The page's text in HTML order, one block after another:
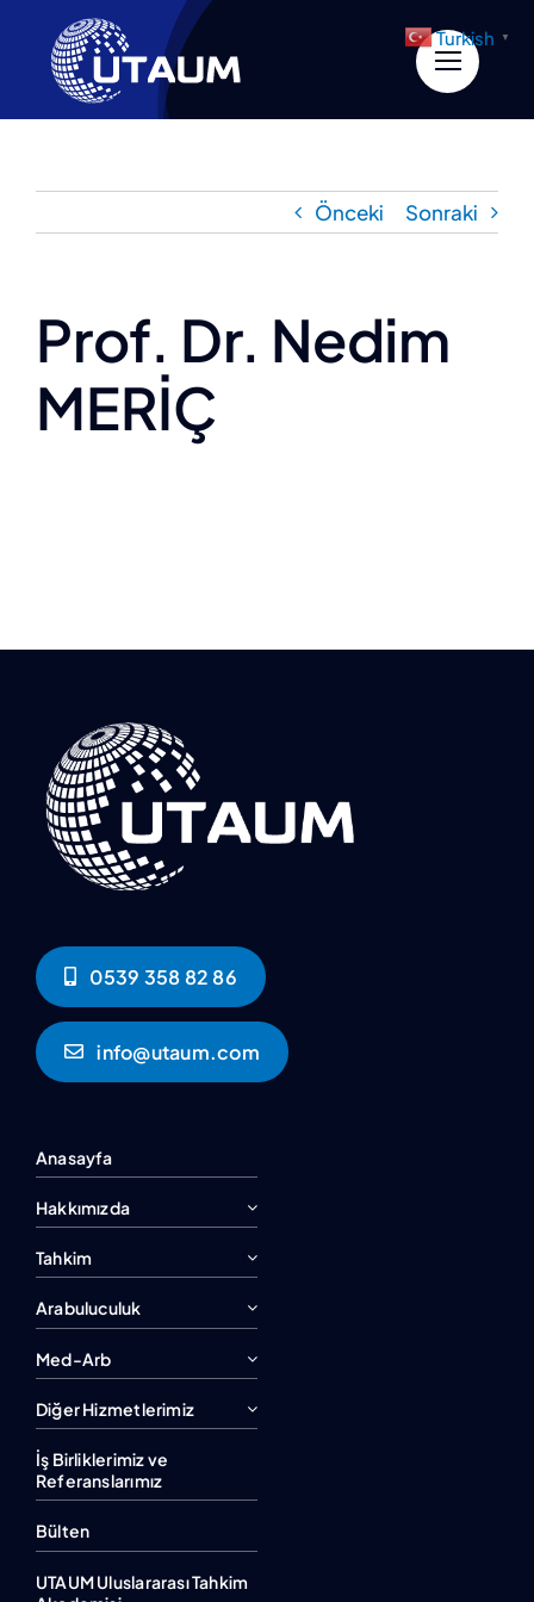
Önceki Sonraki
Prof. Dr. Nedim
MERİÇ
0539 358 82 86
info@utaum.com
Anasayfa
Hakkımızda
Tahkim
Arabuluculuk
Med-Arb
Diğer Hizmetlerimiz
İş Birliklerimiz ve
Referanslarımız
Bülten
UTAUM Uluslararası Tahkim
Turkish ▼